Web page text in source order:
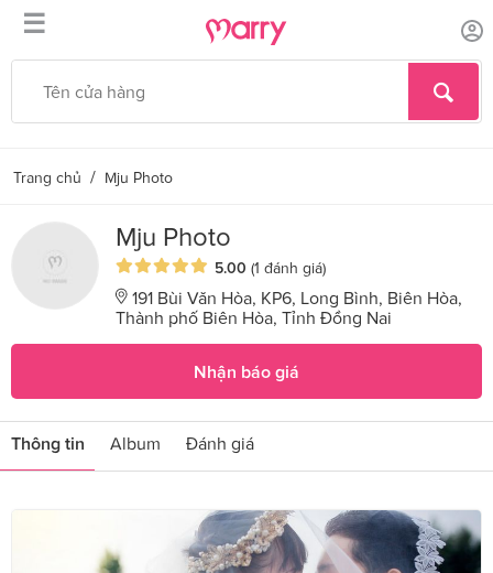
☰
Trang chủ / Mju Photo
Mju Photo
5.00 (1 đánh giá)
191 Bùi Văn Hòa, KP6, Long Bình, Biên Hòa,
Thành phố Biên Hòa, Tỉnh Đồng Nai
Nhận báo giá
Thông tin Album Đánh giá